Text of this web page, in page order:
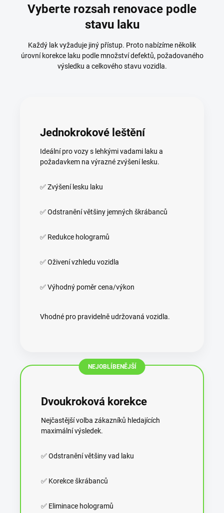
Vyberte rozsah renovace podle
stavu laku
Každý lak vyžaduje jiný přístup. Proto nabízíme několik
úrovní korekce laku podle množství defektů, požadovaného
výsledku a celkového stavu vozidla.
Jednokrokové leštění
Ideální pro vozy s lehkými vadami laku a
požadavkem na výrazné zvýšení lesku.
✅ Zvýšení lesku laku
✅ Odstranění většiny jemných škrábanců
✅ Redukce hologramů
✅ Oživení vzhledu vozidla
✅ Výhodný poměr cena/výkon
Vhodné pro pravidelně udržovaná vozidla.
NEJOBLÍBENĚJŠÍ
Dvoukroková korekce
Nejčastější volba zákazníků hledajících
maximální výsledek.
✅ Odstranění většiny vad laku
✅ Korekce škrábanců
✅ Eliminace hologramů